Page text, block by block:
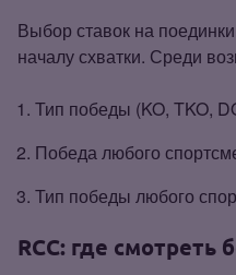
Выбор ставок на
началу схватки. Среди
Тип победы (KO, TKO,
Победа любого
Тип победы любого
RCC: где смотреть